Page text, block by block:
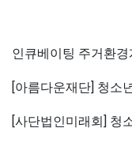
인큐베이팅 주거환경
[아름다운재단] 청소
[사단법인미래회] 청